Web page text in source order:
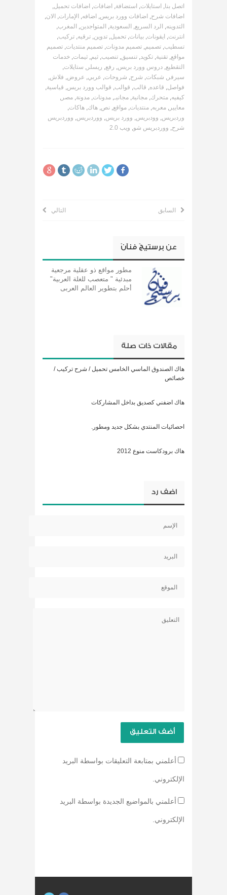
اتصل بنا, استايلات, استضافة, اضافات, اضافات تحميل,
اضافات شرح, اضافات وورد بريس, اضافه, الإمارات, الان,
التدوينه, الرد السريع, السعودية, المتواجدين, المغرب,
انترنت, ايقونات, بيانات, تحميل, تدوين, ترقيه, تركيب,
تسطيب, تصميم, تصميم مدونات, تصميم منتديات, تصميم
مواقع, تقنية, تكويد, تنسيق, تنصيب, ثيم, ثيمات, خدمات
التقطيع, دروس وورد بريس, رفع, ريسلر , ستايلات,
سيرفر , شبكات, شرح, شروحات, عربي, عروض, فلاش,
فواصل, قاعده, قالب, قوالب, قوالب وورد بريس, قياسية,
كيفيه, متحرك, مجانية, مجانيـ, مدونات, مدونة, مصر ,
معايير , معربه, منتديات, مواقع, نص, هاك, هاكات,
وردبريس, وودبريس, وورد بريس, ووردبريس, ووردبريس
شرح, ووردبريس شو, ويب 2.0
السابق التالي
عن برستيجً فنآنً
مطور مواقع ذو عقلية مرجعية
مبدئية " متعصب للغلة العربية"
أحلم بتطوير العالم العربى
مقالات ذات صلة
هاك الصندوق الماسي الخامس تحميل / شرح تركيب /
خصائص
هاك اضفني كصديق بداخل المشاركات
احصائيات المنتدي بشكل جديد ومطور.
هاك برودكاست منوع 2012
اضف رد
أعلمني بمتابعة التعليقات بواسطة البريد
الإلكتروني.
أعلمني بالمواضيع الجديدة بواسطة البريد
الإلكتروني.